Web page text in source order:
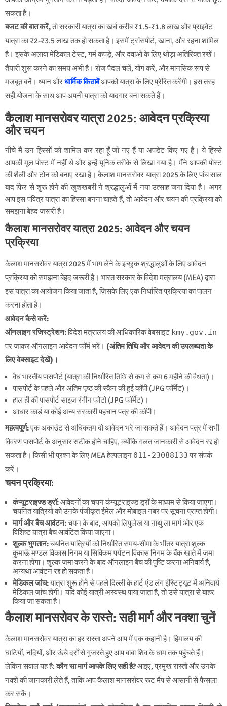
सकता है।
बजट की बात करें,तो सरकारी यात्रा का खर्च करीब ₹1.5-₹1.8 लाख और प्राइवेट
यात्रा का ₹2-₹3.5 लाख तक हो सकता है। इसमें ट्रांसपोर्ट, खाना, और रहना शामिल
है। इसके अलावा मेडिकल टेस्ट, गर्म कपड़े, और दवाओं के लिए थोड़ा अतिरिक्त रखें।
तैयारी शुरू करने का समय अभी है। रोज पैदल चलें, योग करें, और मानसिक रूप से
मजबूत बनें। ध्यान औरधार्मिक किताबेंआपको यात्रा के लिए प्रेरित करेंगी। इस तरह
सही योजना के साथ आप अपनी यात्रा को यादगार बना सकते हैं।
कैलाश मानसरोवर यात्रा 2025: आवेदन प्रक्रिया
और चयन
नीचे मैं उन हिस्सों को शामिल कर रहा हूँ जो नए हैं या अपडेट किए गए हैं। ये हिस्से
आपकी मूल पोस्ट में नहीं थे और इन्हें यूनिक तरीके से लिखा गया है। मैंने आपकी पोस्ट
की शैली और टोन को बनाए रखा है।कैलाश मानसरोवर यात्रा 2025 के लिए पांच साल
बाद फिर से शुरू होने की खुशखबरी ने श्रद्धालुओं में नया उत्साह जगा दिया है। अगर
आप इस पवित्र यात्रा का हिस्सा बनना चाहते हैं, तो आवेदन और चयन की प्रक्रिया को
समझना बेहद जरूरी है।
कैलाश मानसरोवर यात्रा 2025: आवेदन और चयन
प्रक्रिया
कैलाश मानसरोवर यात्रा 2025 में भाग लेने के इच्छुक श्रद्धालुओं के लिए आवेदन
प्रक्रिया को समझना बेहद जरूरी है। भारत सरकार के विदेश मंत्रालय (MEA) द्वारा
इस यात्रा का आयोजन किया जाता है, जिसके लिए एक निर्धारित प्रक्रिया का पालन
करना होता है।
आवेदन कैसे करें:
ऑनलाइन रजिस्ट्रेशन:विदेश मंत्रालय की आधिकारिक वेबसाइट kmy.gov.in
पर जाकर ऑनलाइन आवेदन फॉर्म भरें। (अंतिम तिथि और आवेदन की उपलब्धता के
लिए वेबसाइट देखें)।
वैध भारतीय पासपोर्ट (यात्रा की निर्धारित तिथि से कम से कम 6 महीने की वैधता)।
पासपोर्ट के पहले और अंतिम पृष्ठ की स्कैन की हुई कॉपी (JPG फॉर्मेट)।
हाल ही की पासपोर्ट साइज रंगीन फोटो (JPG फॉर्मेट)।
आधार कार्ड या कोई अन्य सरकारी पहचान पत्र की कॉपी।
महत्वपूर्ण:एक अकाउंट से अधिकतम दो आवेदन भरे जा सकते हैं। आवेदन पत्र में सभी
विवरण पासपोर्ट के अनुसार सटीक होने चाहिए, क्योंकि गलत जानकारी से आवेदन रद्द हो
सकता है। किसी भी प्रश्न के लिए MEA हेल्पलाइन 011-23088133पर संपर्क
करें।
चयन प्रक्रिया:
कंप्यूटराइज्ड ड्रॉ:आवेदनों का चयन कंप्यूटराइज्ड ड्रॉ के माध्यम से किया जाएगा।
चयनित यात्रियों को उनके पंजीकृत ईमेल और मोबाइल नंबर पर सूचना प्राप्त होगी।
मार्ग और बैच आवंटन:चयन के बाद, आपको लिपुलेख या नाथु ला मार्ग और एक
विशिष्ट यात्रा बैच आवंटित किया जाएगा।
शुल्क भुगतान:चयनित यात्रियों को निर्धारित समय-सीमा के भीतर यात्रा शुल्क
कुमाऊँ मण्डल विकास निगम या सिक्किम पर्यटन विकास निगम के बैंक खाते में जमा
करना होगा। शुल्क जमा करने के बाद ऑनलाइन बैच की पुष्टि करना अनिवार्य है,
अन्यथा आवंटन रद्द हो सकता है।
मेडिकल जांच:यात्रा शुरू होने से पहले दिल्ली के हार्ट एंड लंग इंस्टिट्यूट में अनिवार्य
मेडिकल जांच होगी। यदि कोई यात्री अस्वस्थ पाया जाता है, तो उसे यात्रा से बाहर
किया जा सकता है।
कैलाश मानसरोवर के रास्ते: सही मार्ग और नक्शा चुनें
कैलाश मानसरोवर यात्रा का हर रास्ता अपने आप में एक कहानी है। हिमालय की
घाटियों, नदियों, और ऊंचे दर्रों से गुजरते हुए आप बाबा शिव के धाम तक पहुंचते हैं।
लेकिन सवाल यह है:कौन सा मार्ग आपके लिए सही है?आइए, प्रमुख रास्तों और उनके
नक्शे की जानकारी लेते हैं, ताकि आपकैलाश मानसरोवर रूट मैप सेआसानी से फैसला
कर सकें।